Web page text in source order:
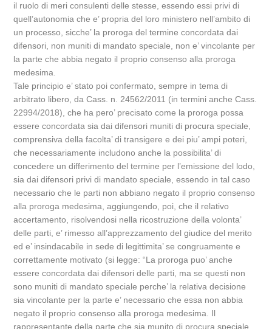
il ruolo di meri consulenti delle stesse, essendo essi privi di
quell’autonomia che e’ propria del loro ministero nell’ambito di
un processo, sicche’ la proroga del termine concordata dai
difensori, non muniti di mandato speciale, non e’ vincolante per
la parte che abbia negato il proprio consenso alla proroga
medesima.
Tale principio e’ stato poi confermato, sempre in tema di
arbitrato libero, da Cass. n. 24562/2011 (in termini anche Cass.
22994/2018), che ha pero’ precisato come la proroga possa
essere concordata sia dai difensori muniti di procura speciale,
comprensiva della facolta’ di transigere e dei piu’ ampi poteri,
che necessariamente includono anche la possibilita’ di
concedere un differimento del termine per l’emissione del lodo,
sia dai difensori privi di mandato speciale, essendo in tal caso
necessario che le parti non abbiano negato il proprio consenso
alla proroga medesima, aggiungendo, poi, che il relativo
accertamento, risolvendosi nella ricostruzione della volonta’
delle parti, e’ rimesso all’apprezzamento del giudice del merito
ed e’ insindacabile in sede di legittimita’ se congruamente e
correttamente motivato (si legge: “La proroga puo’ anche
essere concordata dai difensori delle parti, ma se questi non
sono muniti di mandato speciale perche’ la relativa decisione
sia vincolante per la parte e’ necessario che essa non abbia
negato il proprio consenso alla proroga medesima. Il
rappresentante della parte che sia munito di procura speciale,